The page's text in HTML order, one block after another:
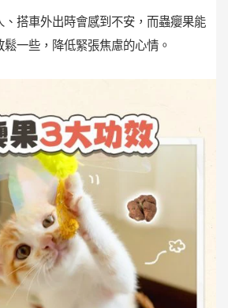
搭車外出時會感到不安，而蟲癭果能
一些，降低緊張焦慮的心情。